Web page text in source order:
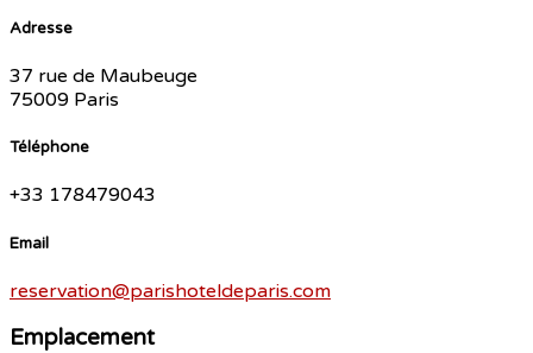
Adresse
37 rue de Maubeuge
75009 Paris
Téléphone
+33 178479043
Email
reservation@parishoteldeparis.com
Emplacement